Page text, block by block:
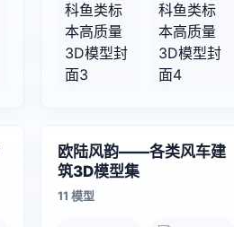
欧陆风韵——各类风车建
筑3D模型集
11 模型